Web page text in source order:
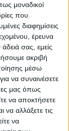
μοναδικοί
που
διαφημίσεις
έρευνα
σας, εμείς
ακριβή
μέσω
να συναινέσετε
μας όπως
να αποκτήσετε
αλλάξετε τις
να
Καρδίτσας